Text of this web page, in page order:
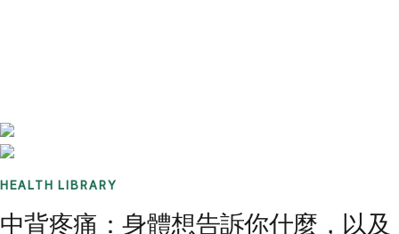
HEALTH LIBRARY
中背疼痛：身體想告訴你什麼，以及